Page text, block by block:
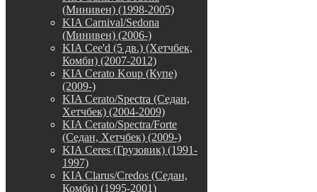
(Минивен) (1998-2005)
KIA Carnival/Sedona
(Минивен) (2006-)
KIA Cee'd (5 дв.) (Хетчбек,
Комби) (2007-2012)
KIA Cerato Koup (Купе)
(2009-)
KIA Cerato/Spectra (Седан,
Хетчбек) (2004-2009)
KIA Cerato/Spectra/Forte
(Седан, Хетчбек) (2009-)
KIA Ceres (Грузовик) (1991-
1997)
KIA Clarus/Credos (Седан,
Комби) (1995-2001)